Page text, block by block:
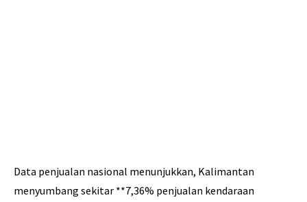
Data penjualan nasional menunjukkan, Kalimantan
menyumbang sekitar **7,36% penjualan kendaraan